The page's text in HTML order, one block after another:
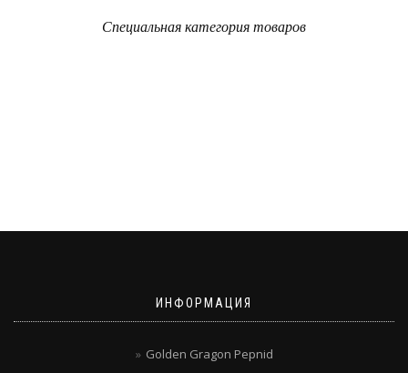
Специальная категория товаров
ИНФОРМАЦИЯ
Golden Gragon Pepnid